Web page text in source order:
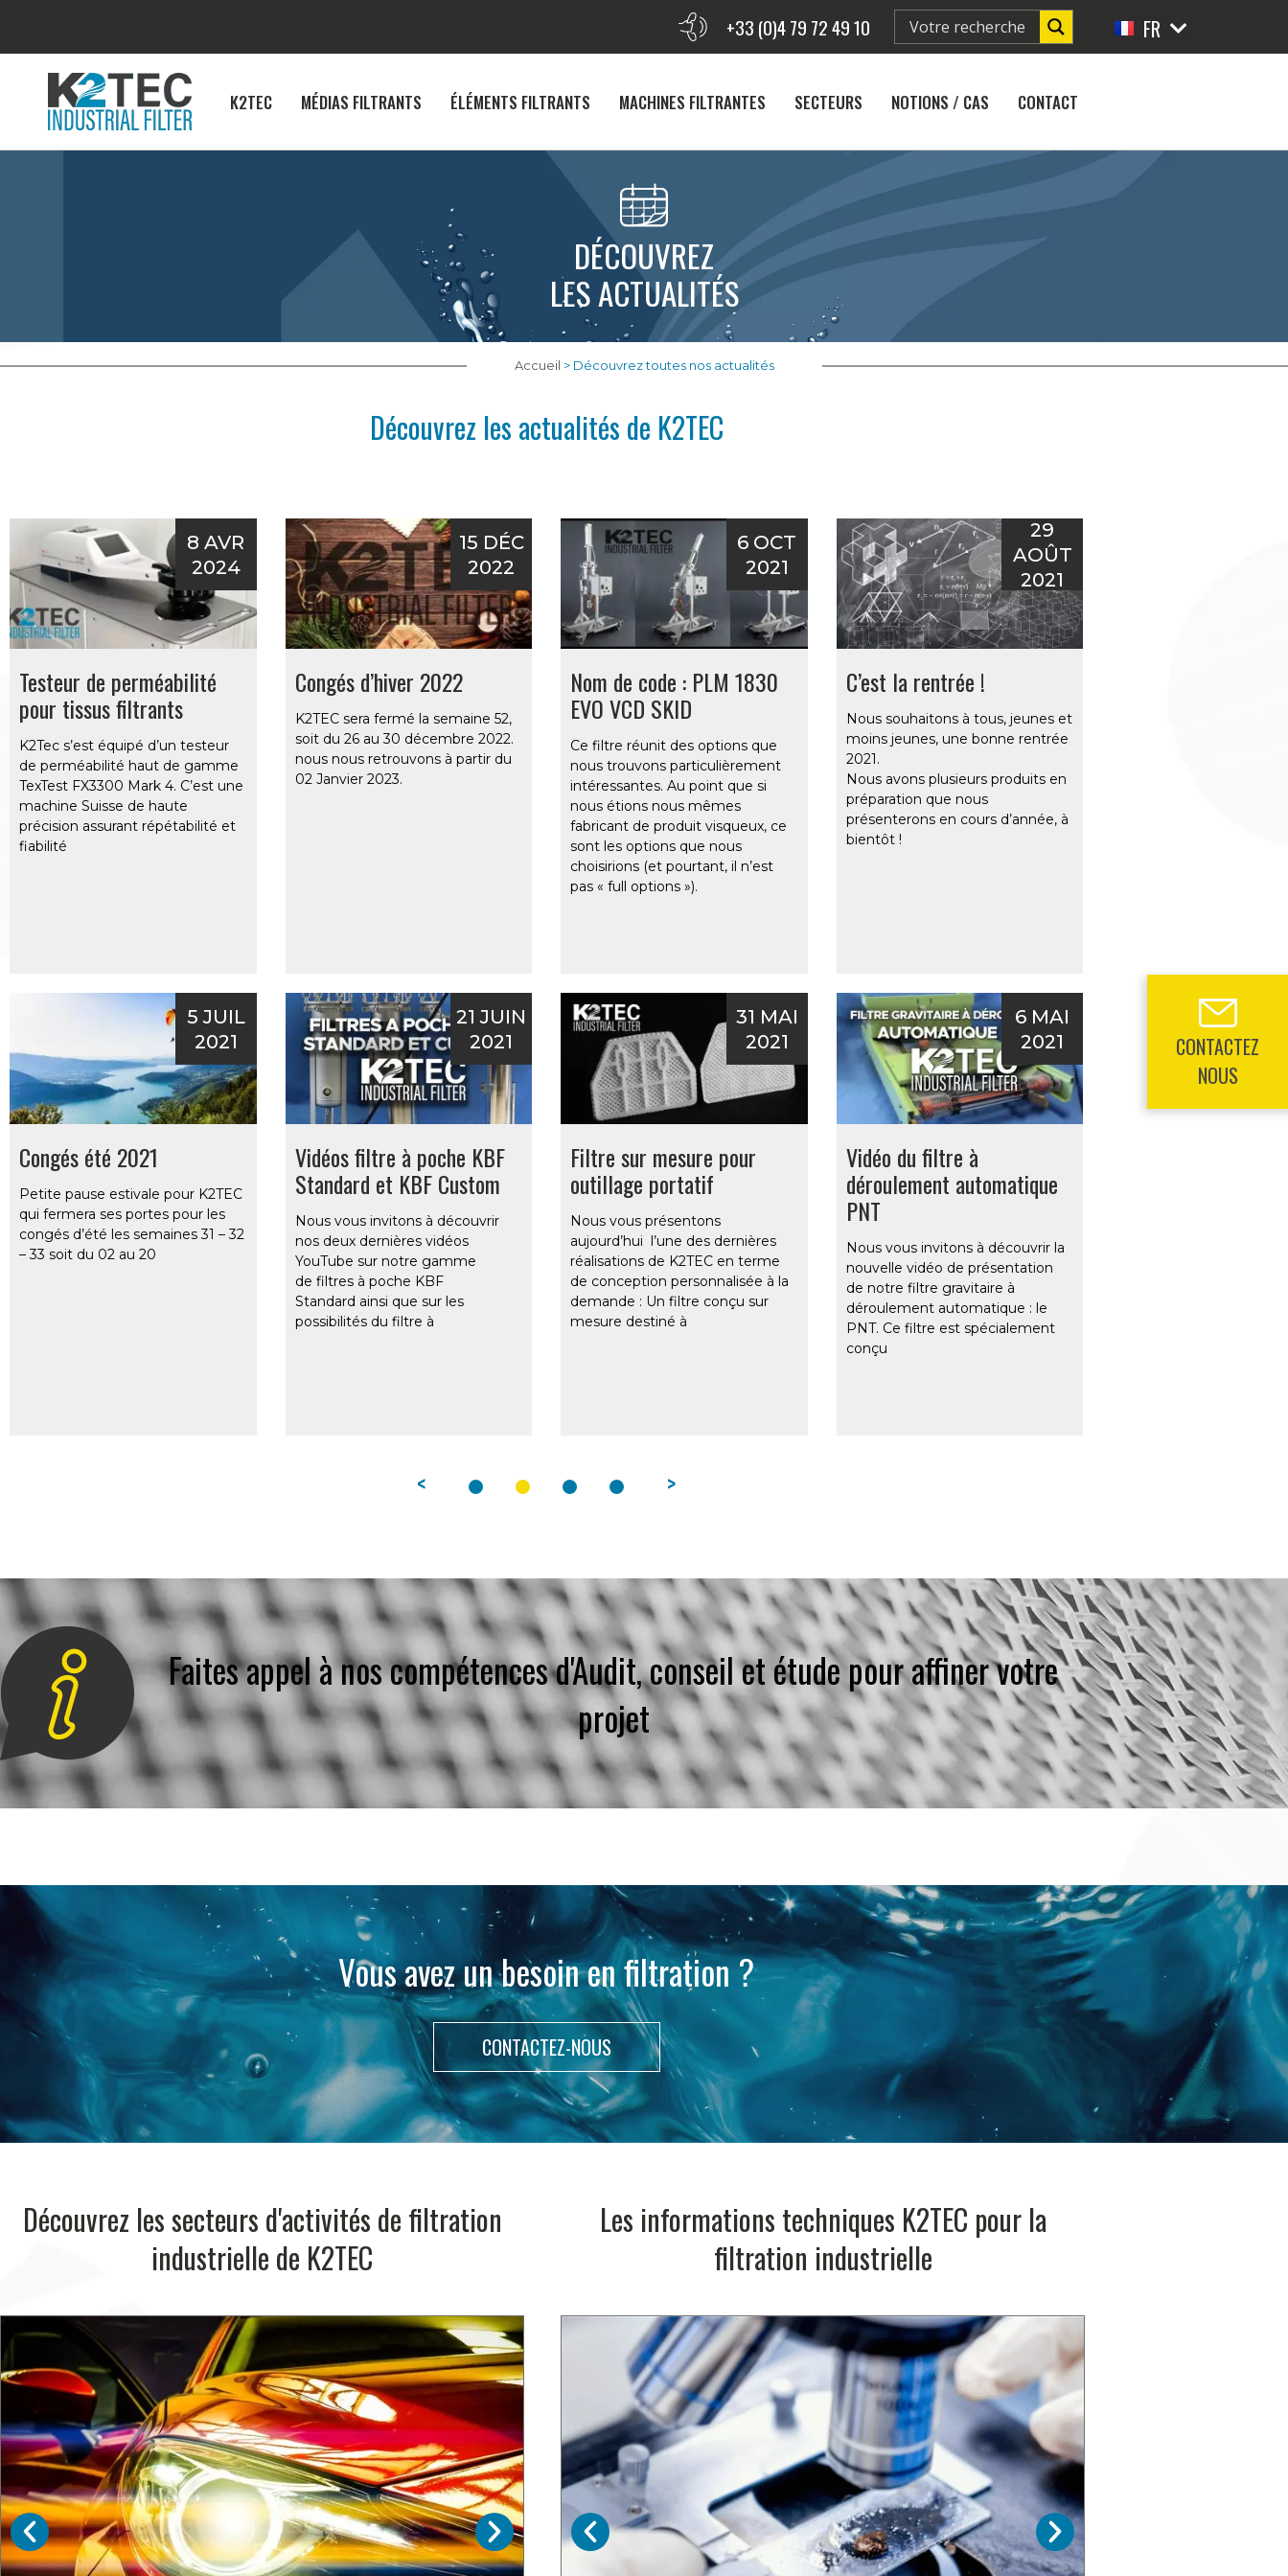
+33 (0)4 79 72 49 10 FR
EN
K2TEC MÉDIAS FILTRANTS ÉLÉMENTS FILTRANTS MACHINES FILTRANTES SECTEURS NOTIONS / CAS CONTACT
DÉCOUVREZ
LES ACTUALITÉS
Accueil > Découvrez toutes nos actualités
Découvrez les actualités de K2TEC
Testeur de perméabilité
pour tissus filtrants
8 AVR
2024
K2Tec s’est équipé d’un testeur
de perméabilité haut de gamme
TexTest FX3300 Mark 4. C’est une
machine Suisse de haute
précision assurant répétabilité et
fiabilité
Congés d’hiver 2022
15 DÉC
2022
K2TEC sera fermé la semaine 52,
soit du 26 au 30 décembre 2022.
nous nous retrouvons à partir du
02 Janvier 2023.
Nom de code : PLM 1830
EVO VCD SKID
6 OCT
2021
Ce filtre réunit des options que
nous trouvons particulièrement
intéressantes. Au point que si
nous étions nous mêmes
fabricant de produit visqueux, ce
sont les options que nous
choisirions (et pourtant, il n’est
pas « full options »).
C’est la rentrée !
29
AOÛT
2021
Nous souhaitons à tous, jeunes et
moins jeunes, une bonne rentrée
2021.
Nous avons plusieurs produits en
préparation que nous
présenterons en cours d’année, à
bientôt !
Congés été 2021
5 JUIL
2021
Petite pause estivale pour K2TEC
qui fermera ses portes pour les
congés d’été les semaines 31 – 32
– 33 soit du 02 au 20
Vidéos filtre à poche KBF
Standard et KBF Custom
21 JUIN
2021
Nous vous invitons à découvrir
nos deux dernières vidéos
YouTube sur notre gamme
de filtres à poche KBF
Standard ainsi que sur les
possibilités du filtre à
Filtre sur mesure pour
outillage portatif
31 MAI
2021
Nous vous présentons
aujourd’hui l’une des dernières
réalisations de K2TEC en terme
de conception personnalisée à la
demande : Un filtre conçu sur
mesure destiné à
Vidéo du filtre à
déroulement automatique
PNT
6 MAI
2021
Nous vous invitons à découvrir la
nouvelle vidéo de présentation
de notre filtre gravitaire à
déroulement automatique : le
PNT. Ce filtre est spécialement
conçu
< >
Faites appel à nos compétences d'Audit, conseil et étude pour affiner votre
projet
Vous avez un besoin en filtration ?
CONTACTEZ-NOUS
Découvrez les secteurs d'activités de filtration
industrielle de K2TEC
Les informations techniques K2TEC pour la
filtration industrielle
CONTACTEZ
NOUS